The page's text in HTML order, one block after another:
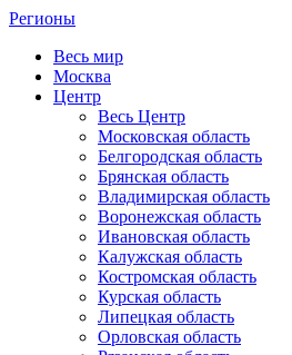
Регионы
Весь мир
Москва
Центр
Весь Центр
Московская область
Белгородская область
Брянская область
Владимирская область
Воронежская область
Ивановская область
Калужская область
Костромская область
Курская область
Липецкая область
Орловская область